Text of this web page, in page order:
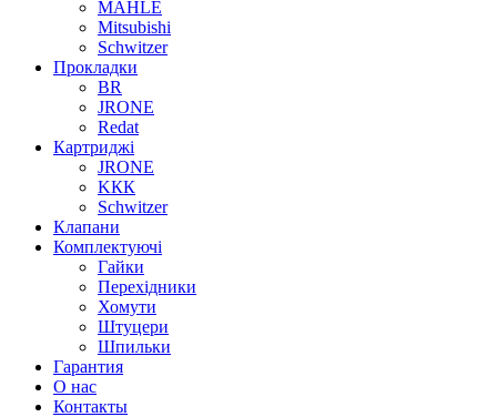
MAHLE
Mitsubishi
Schwitzer
Прокладки
BR
JRONE
Redat
Картриджі
JRONE
KКК
Schwitzer
Клапани
Комплектуючі
Гайки
Перехідники
Хомути
Штуцери
Шпильки
Гарантия
О нас
Контакты